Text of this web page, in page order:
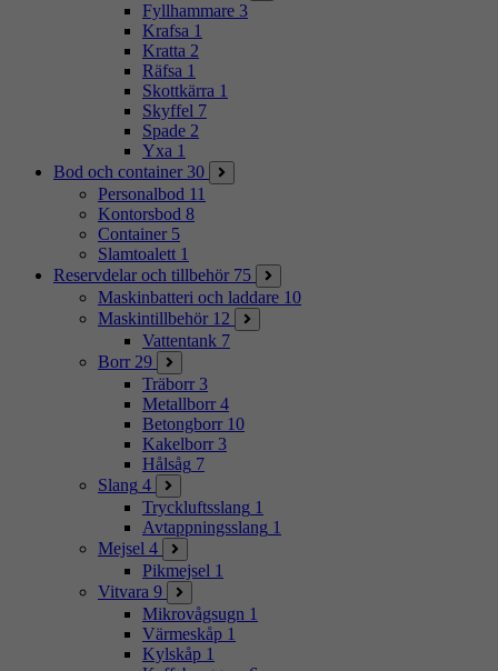
Fyllhammare 3
Krafsa 1
Kratta 2
Räfsa 1
Skottkärra 1
Skyffel 7
Spade 2
Yxa 1
Bod och container 30
Personalbod 11
Kontorsbod 8
Container 5
Slamtoalett 1
Reservdelar och tillbehör 75
Maskinbatteri och laddare 10
Maskintillbehör 12
Vattentank 7
Borr 29
Träborr 3
Metallborr 4
Betongborr 10
Kakelborr 3
Hålsåg 7
Slang 4
Tryckluftsslang 1
Avtappningsslang 1
Mejsel 4
Pikmejsel 1
Vitvara 9
Mikrovågsugn 1
Värmeskåp 1
Kylskåp 1